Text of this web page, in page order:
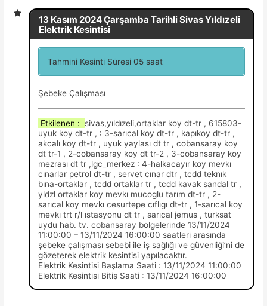
13 Kasım 2024 Çarşamba Tarihli Sivas Yıldızeli
Elektrik Kesintisi
Tahmini Kesinti Süresi 05 saat
Şebeke Çalışması
Etkilenen : sivas,yıldızeli,ortaklar koy dt-tr , 615803-
uyuk koy dt-tr , : 3-sarıcal koy dt-tr , kapıkoy dt-tr ,
akcalı koy dt-tr , uyuk yaylası dt tr , cobansaray koy
dt tr-1 , 2-cobansaray koy dt tr-2 , 3-cobansaray koy
mezrası dt tr ,lgc_merkez : 4-halkacayır koy mevkı
cınarlar petrol dt-tr , servet cınar dtr , tcdd teknık
bına-ortaklar , tcdd ortaklar tr , tcdd kavak sandal tr ,
yldzl ortaklar koy mevkı mucoglu tarım dt-tr , 2-
sarıcal koy mevkı cesurtepe cıflıgı dt-tr , 1-sarıcal koy
mevkı trt r/l ıstasyonu dt tr , sarıcal jemus , turksat
uydu hab. tv. cobansaray bölgelerinde 13/11/2024
11:00:00 – 13/11/2024 16:00:00 saatleri arasında
şebeke çalışması sebebi ile iş sağlığı ve güvenliği’ni de
gözeterek elektrik kesintisi yapılacaktır.
Elektrik Kesintisi Başlama Saati : 13/11/2024 11:00:00
Elektrik Kesintisi Bitiş Saati : 13/11/2024 16:00:00